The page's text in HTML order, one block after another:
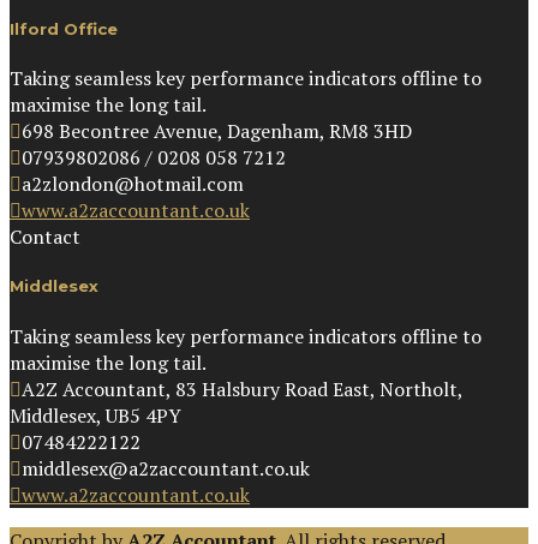
Ilford Office
Taking seamless key performance indicators offline to
maximise the long tail.
698 Becontree Avenue, Dagenham, RM8 3HD
07939802086 / 0208 058 7212
a2zlondon@hotmail.com
www.a2zaccountant.co.uk
Contact
Middlesex
Taking seamless key performance indicators offline to
maximise the long tail.
A2Z Accountant, 83 Halsbury Road East, Northolt,
Middlesex, UB5 4PY
07484222122
middlesex@a2zaccountant.co.uk
www.a2zaccountant.co.uk